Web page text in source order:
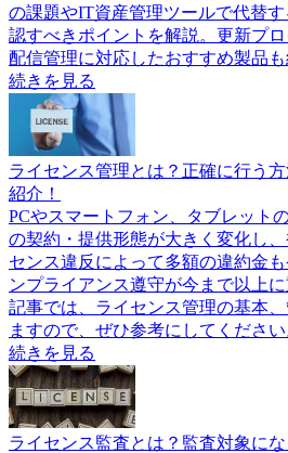
の課題やIT資産管理ツールで代替
認すべきポイントを解説。更新プ
配信管理に対応したおすすめ製品も
続きを見る
ライセンス管理とは？正確に行う
紹介！
PCやスマートフォン、タブレット
の契約・提供形態が大きく変化し
センス違反によって多額の違約金
ンプライアンス遵守が今まで以上
記事では、ライセンス管理の基本
ますので、ぜひ参考にしてください
続きを見る
ライセンス監査とは？監査対象に